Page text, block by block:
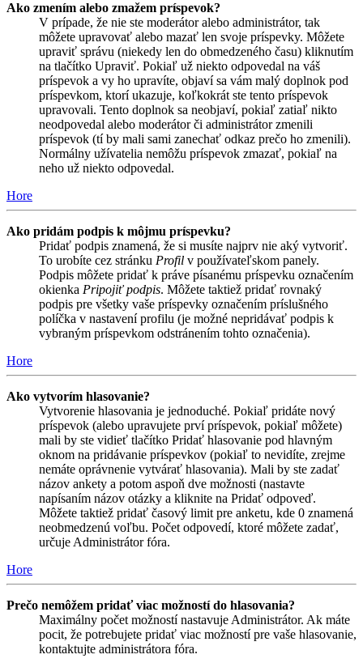
Ako zmením alebo zmažem príspevok?
V prípade, že nie ste moderátor alebo administrátor, tak
môžete upravovať alebo mazať len svoje príspevky. Môžete
upraviť správu (niekedy len do obmedzeného času) kliknutím
na tlačítko Upraviť. Pokiaľ už niekto odpovedal na váš
príspevok a vy ho upravíte, objaví sa vám malý doplnok pod
príspevkom, ktorí ukazuje, koľkokrát ste tento príspevok
upravovali. Tento doplnok sa neobjaví, pokiaľ zatiaľ nikto
neodpovedal alebo moderátor či administrátor zmenili
príspevok (tí by mali sami zanechať odkaz prečo ho zmenili).
Normálny užívatelia nemôžu príspevok zmazať, pokiaľ na
neho už niekto odpovedal.
Hore
Ako pridám podpis k môjmu príspevku?
Pridať podpis znamená, že si musíte najprv nie aký vytvoriť.
To urobíte cez stránku Profil v používateľskom panely.
Podpis môžete pridať k práve písanému príspevku označením
okienka Pripojiť podpis. Môžete taktiež pridať rovnaký
podpis pre všetky vaše príspevky označením príslušného
políčka v nastavení profilu (je možné nepridávať podpis k
vybraným príspevkom odstránením tohto označenia).
Hore
Ako vytvorím hlasovanie?
Vytvorenie hlasovania je jednoduché. Pokiaľ pridáte nový
príspevok (alebo upravujete prví príspevok, pokiaľ môžete)
mali by ste vidieť tlačítko Pridať hlasovanie pod hlavným
oknom na pridávanie príspevkov (pokiaľ to nevidíte, zrejme
nemáte oprávnenie vytvárať hlasovania). Mali by ste zadať
názov ankety a potom aspoň dve možnosti (nastavte
napísaním názov otázky a kliknite na Pridať odpoveď.
Môžete taktiež pridať časový limit pre anketu, kde 0 znamená
neobmedzenú voľbu. Počet odpovedí, ktoré môžete zadať,
určuje Administrátor fóra.
Hore
Prečo nemôžem pridať viac možností do hlasovania?
Maximálny počet možností nastavuje Administrátor. Ak máte
pocit, že potrebujete pridať viac možností pre vaše hlasovanie,
kontaktujte administrátora fóra.